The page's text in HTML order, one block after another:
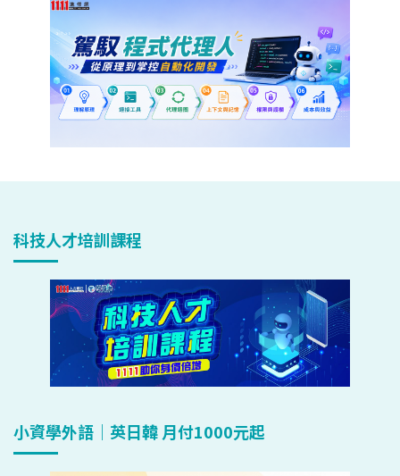
科技人才培訓課程
小資學外語｜英日韓 月付1000元起